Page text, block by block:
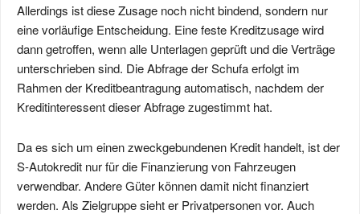
Allerdings ist diese Zusage noch nicht bindend, sondern nur
eine vorläufige Entscheidung. Eine feste Kreditzusage wird
dann getroffen, wenn alle Unterlagen geprüft und die Verträge
unterschrieben sind. Die Abfrage der Schufa erfolgt im
Rahmen der Kreditbeantragung automatisch, nachdem der
Kreditinteressent dieser Abfrage zugestimmt hat.
Da es sich um einen zweckgebundenen Kredit handelt, ist der
S-Autokredit nur für die Finanzierung von Fahrzeugen
verwendbar. Andere Güter können damit nicht finanziert
werden. Als Zielgruppe sieht er Privatpersonen vor. Auch